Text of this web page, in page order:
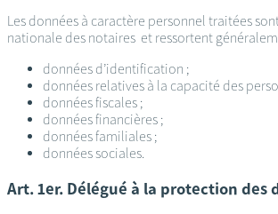
Les données à caractère personnel traitées
nationale des notaires et ressortent
données d’identification ;
données relatives à la capacité des
données fiscales ;
données financières ;
données familiales ;
données sociales.
Art. 1er. Délégué à la protection des